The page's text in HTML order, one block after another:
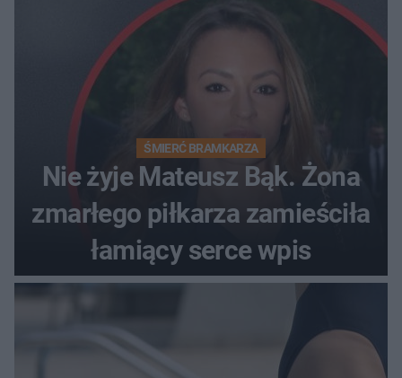
ŚMIERĆ BRAMKARZA
Nie żyje Mateusz Bąk. Żona
zmarłego piłkarza zamieściła
łamiący serce wpis